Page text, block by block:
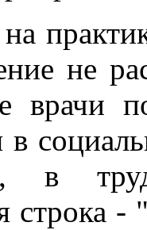
не
врачи
в
строка -